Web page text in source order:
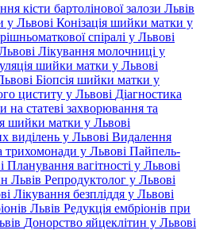
кісти бартолінової залози Львів
у Львові Конізація шийки матки у
спіралі у Львові
Лікування молочниці у
шийки матки у Львові
Біопсія шийки матки у
циститу у Львові Діагностика
на статеві захворювання та
шийки матки у Львові
виділень у Львові Видалення
трихомонади у Львові Пайпель-
Планування вагітності у Львові
Львів Репродуктолог у Львові
Лікування безпліддя у Львові
Львів Редукція ембріонів при
Донорство яйцеклітин у Львові